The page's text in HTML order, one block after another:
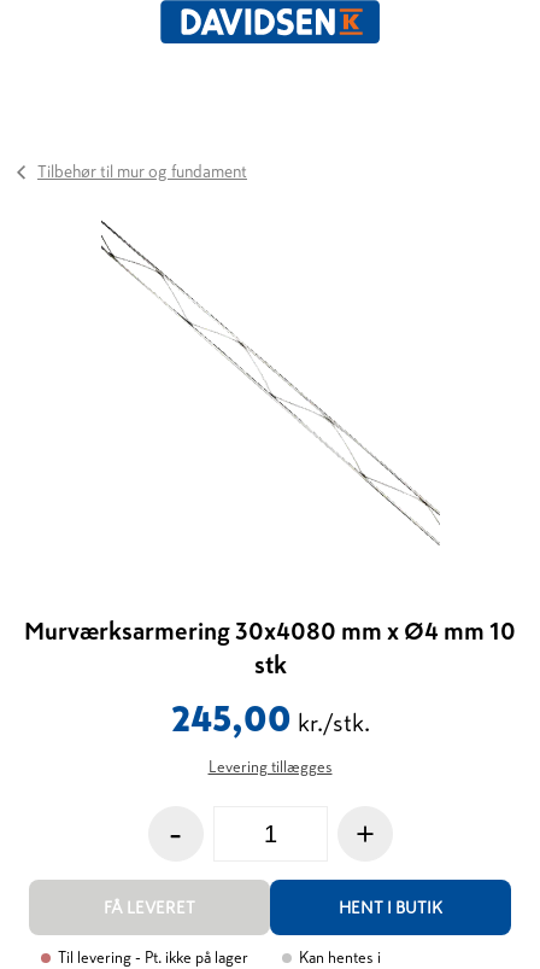
Tilbehør til mur og fundament
Murværksarmering 30x4080 mm x Ø4 mm 10
stk
245,00 kr./stk.
Levering tillægges
- +
FÅ LEVERET HENT I BUTIK
Til levering - Pt. ikke på lager
Kan hentes i